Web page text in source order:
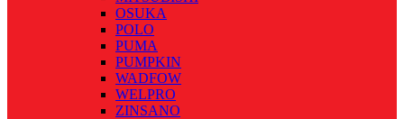
OSUKA
POLO
PUMA
PUMPKIN
WADFOW
WELPRO
ZINSANO